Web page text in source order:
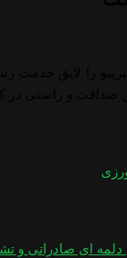
دلمه ای صادراتی و